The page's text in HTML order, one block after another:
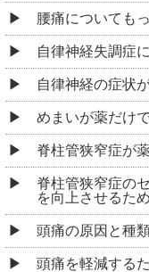
腰痛についても
自律神経失調症
自律神経の症状
めまいが薬だけ
脊柱管狭窄症が
脊柱管狭窄症の
を向上させるた
頭痛の原因と種
頭痛を軽減する